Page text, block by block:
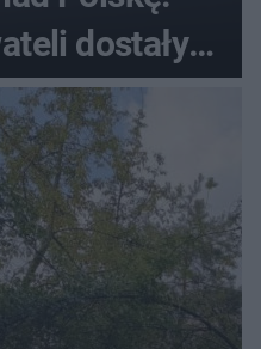
dostały
z pilnym